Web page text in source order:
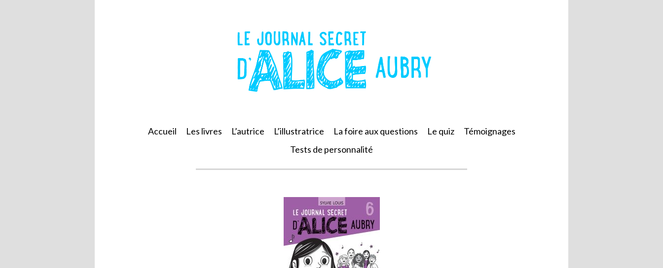
Accueil Les livres L’autrice L’illustratrice La foire aux questions Le quiz
Témoignages
Tests de personnalité